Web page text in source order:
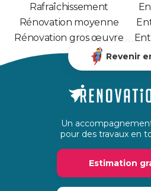
Rafraîchissement
Rénovation moyenne
Rénovation gros œuvre
Revenir
Un
pour des travaux en
Estimation